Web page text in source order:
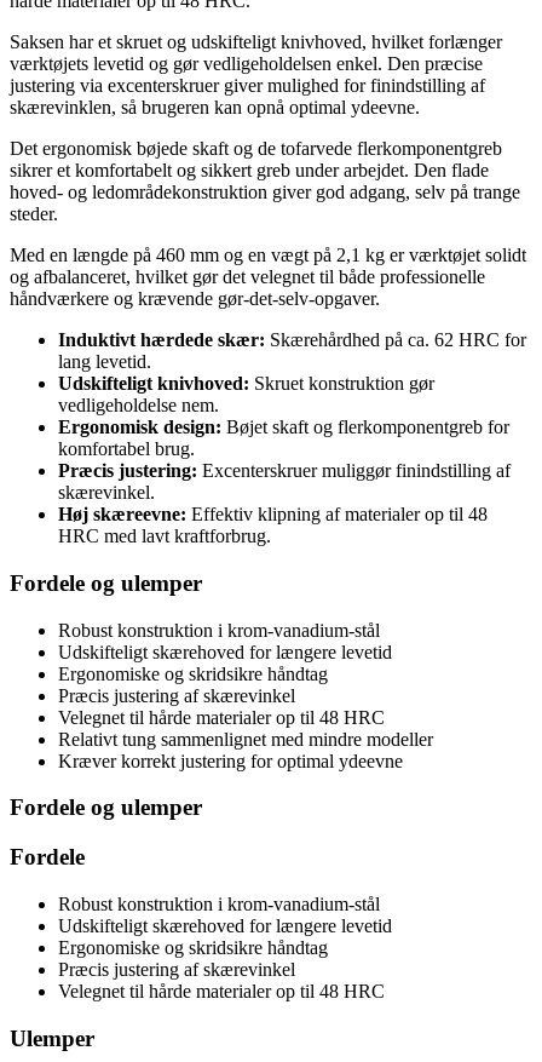
Saksen har et skruet og udskifteligt knivhoved, hvilket forlænger
værktøjets levetid og gør vedligeholdelsen enkel. Den præcise
justering via excenterskruer giver mulighed for finindstilling af
skærevinklen, så brugeren kan opnå optimal ydeevne.
Det ergonomisk bøjede skaft og de tofarvede flerkomponentgreb
sikrer et komfortabelt og sikkert greb under arbejdet. Den flade
hoved- og ledområdekonstruktion giver god adgang, selv på trange
steder.
Med en længde på 460 mm og en vægt på 2,1 kg er værktøjet solidt
og afbalanceret, hvilket gør det velegnet til både professionelle
håndværkere og krævende gør-det-selv-opgaver.
Induktivt hærdede skær: Skærehårdhed på ca. 62 HRC for
lang levetid.
Udskifteligt knivhoved: Skruet konstruktion gør
vedligeholdelse nem.
Ergonomisk design: Bøjet skaft og flerkomponentgreb for
komfortabel brug.
Præcis justering: Excenterskruer muliggør finindstilling af
skærevinkel.
Høj skæreevne: Effektiv klipning af materialer op til 48
HRC med lavt kraftforbrug.
Fordele og ulemper
Robust konstruktion i krom-vanadium-stål
Udskifteligt skærehoved for længere levetid
Ergonomiske og skridsikre håndtag
Præcis justering af skærevinkel
Velegnet til hårde materialer op til 48 HRC
Relativt tung sammenlignet med mindre modeller
Kræver korrekt justering for optimal ydeevne
Fordele og ulemper
Fordele
Robust konstruktion i krom-vanadium-stål
Udskifteligt skærehoved for længere levetid
Ergonomiske og skridsikre håndtag
Præcis justering af skærevinkel
Velegnet til hårde materialer op til 48 HRC
Ulemper